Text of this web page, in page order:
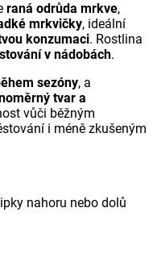
raná odrůda mrkve,
mrkvičky, ideální
konzumaci. Rostlina
v nádobách.
sezóny, a
tvar a
vůči běžným
i méně zkušeným
nahoru nebo dolů